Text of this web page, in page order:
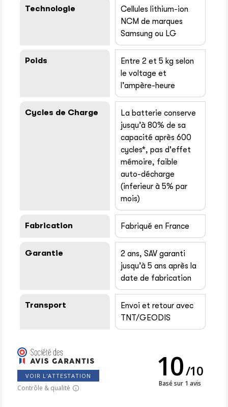
Technologie
Cellules lithium-ion
NCM de marques
Samsung ou LG
Poids
Entre 2 et 5 kg selon
le voltage et
l’ampère-heure
Cycles de Charge
La batterie conserve
jusqu’à 80% de sa
capacité après 600
cycles*, pas d'effet
mémoire, faible
auto-décharge
(inferieur à 5% par
mois)
Fabrication Fabriqué en France
Garantie
2 ans, SAV garanti
jusqu’à 5 ans après la
date de fabrication
Transport
Envoi et retour avec
TNT/GEODIS
VOIR L'ATTESTATION
Contrôle & qualité
10/10
Basé sur 1 avis